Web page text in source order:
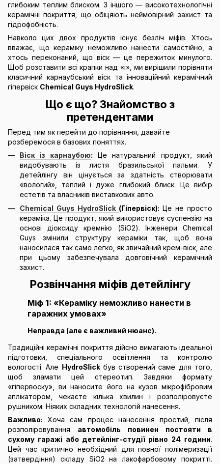
глибоким теплим блиском. З іншого — високотехнологічні
керамічні покриття, що обіцяють неймовірний захист та
гідрофобність.
Навколо цих двох продуктів існує безліч міфів. Хтось
вважає, що кераміку неможливо нанести самостійно, а
хтось переконаний, що віск — це пережиток минулого.
Щоб розставити всі крапки над «і», ми вирішили порівняти
класичний карнаубський віск та інноваційний керамічний
гіпервіск Chemical Guys HydroSlick.
Що є що? Знайомство з
претендентами
Перед тим як перейти до порівняння, давайте
розберемося в базових поняттях.
Віск із карнаубою: Це натуральний продукт, який
видобувають із листя бразильської пальми. У
детейлінгу він цінується за здатність створювати
«вологий», теплий і дуже глибокий блиск. Це вибір
естетів та власників виставкових авто.
Chemical Guys HydroSlick (Гіпервіск): Це не просто
кераміка. Це продукт, який використовує суспензію на
основі діоксиду кремнію (SiO2). Інженери Chemical
Guys змінили структуру кераміки так, щоб вона
наносилася так само легко, як звичайний крем-віск, але
при цьому забезпечувала довговічний керамічний
захист.
Розвінчання міфів детейлінгу
Міф 1: «Кераміку неможливо нанести в
гаражних умовах»
Неправда (але є важливий нюанс).
Традиційні керамічні покриття дійсно вимагають ідеальної
підготовки, спеціального освітлення та контролю
вологості. Але
HydroSlickбув створений саме для того,
щоб зламати цей стереотип. Завдяки формату
«гіпервоску», ви наносите його на кузов мікрофібровим
аплікатором, чекаєте кілька хвилин і розполіровуєте
рушником. Ніяких складних технологій нанесення.
Важливо: Хоча сам процес нанесення простий, після
розполіровування автомобіль повинен постояти в
сухому гаражі або детейлінг-студії рівно 24 години.
Цей час критично необхідний для повної полімеризації
(затвердіння) складу SiO2 на лакофарбовому покритті.